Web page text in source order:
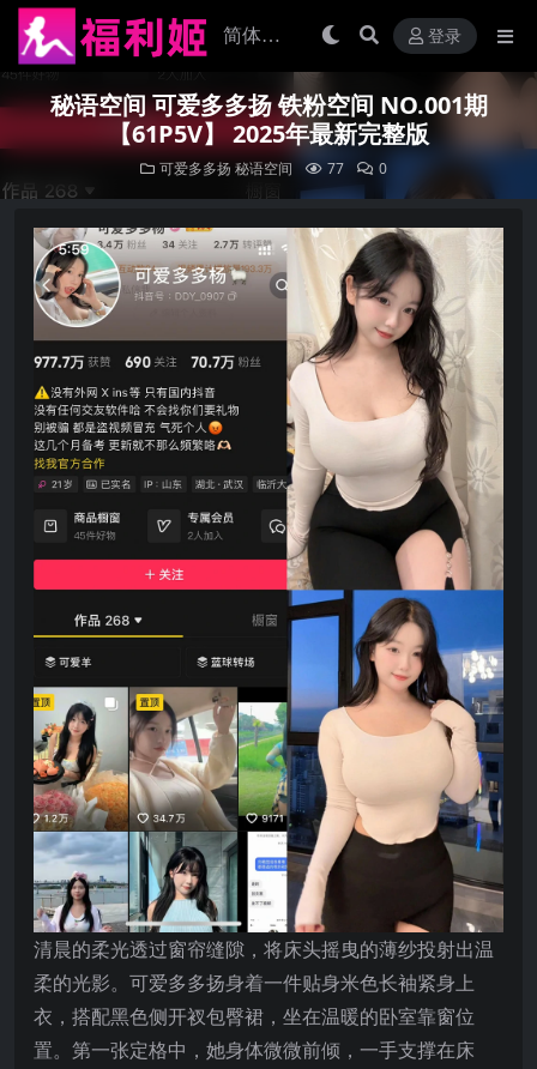
登录
秘语空间 可爱多多扬 铁粉空间 NO.001期
【61P5V】 2025年最新完整版
可爱多多扬 秘语空间 77 0
清晨的柔光透过窗帘缝隙，将床头摇曳的薄纱投射出温
柔的光影。可爱多多扬身着一件贴身米色长袖紧身上
衣，搭配黑色侧开衩包臀裙，坐在温暖的卧室靠窗位
置。第一张定格中，她身体微微前倾，一手支撑在床